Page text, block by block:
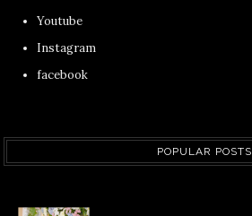
Youtube
Instagram
facebook
POPULAR POSTS